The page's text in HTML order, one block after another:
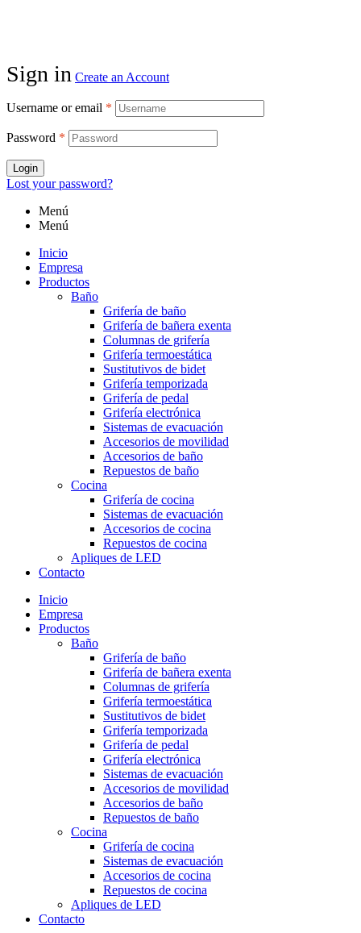
Sign in Create an Account
Username or email *
Password *
Login
Lost your password?
Menú
Menú
Inicio
Empresa
Productos
Baño
Grifería de baño
Grifería de bañera exenta
Columnas de grifería
Grifería termoestática
Sustitutivos de bidet
Grifería temporizada
Grifería de pedal
Grifería electrónica
Sistemas de evacuación
Accesorios de movilidad
Accesorios de baño
Repuestos de baño
Cocina
Grifería de cocina
Sistemas de evacuación
Accesorios de cocina
Repuestos de cocina
Apliques de LED
Contacto
Inicio
Empresa
Productos
Baño
Grifería de baño
Grifería de bañera exenta
Columnas de grifería
Grifería termoestática
Sustitutivos de bidet
Grifería temporizada
Grifería de pedal
Grifería electrónica
Sistemas de evacuación
Accesorios de movilidad
Accesorios de baño
Repuestos de baño
Cocina
Grifería de cocina
Sistemas de evacuación
Accesorios de cocina
Repuestos de cocina
Apliques de LED
Contacto